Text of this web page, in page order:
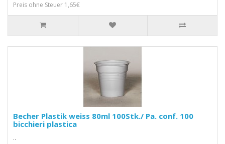
Preis ohne Steuer 1,65€
Becher Plastik weiss 80ml 100Stk./ Pa. conf. 100
bicchieri plastica
..